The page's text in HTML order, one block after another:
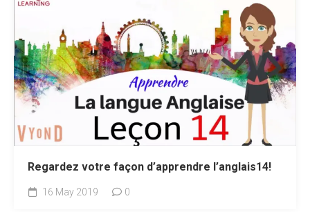
Regardez votre façon d’apprendre l’anglais14!
16 May 2019 0